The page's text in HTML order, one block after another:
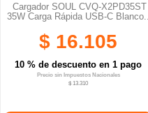
Cargador SOUL CVQ-X2PD35ST
35W Carga Rápida USB-C Blanco...
$ 16.105
10 % de descuento en 1 pago
Precio sin Impuestos Nacionales
$ 13.310